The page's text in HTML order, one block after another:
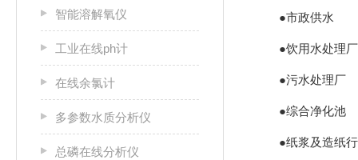
智能溶解氧仪
工业在线ph计
在线余氯计
多参数水质分析仪
总磷在线分析仪
●市政供水
●饮用水处理厂
●污水处理厂
●综合净化池
●纸浆及造纸